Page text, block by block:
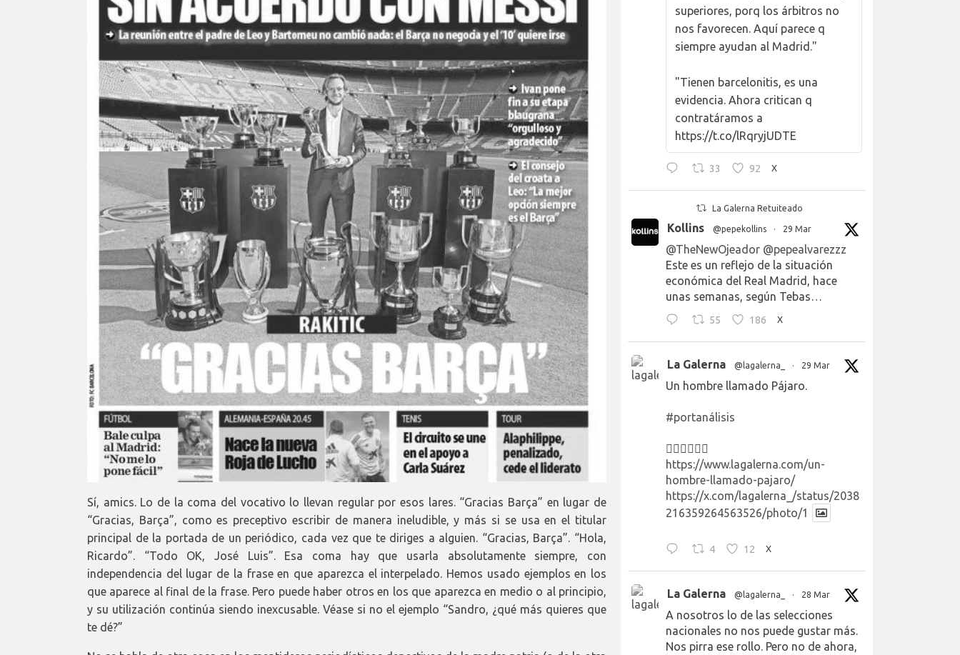
Sí, amics. Lo de la coma del vocativo lo llevan regular por esos lares. “Gracias Barça” en lugar de
“Gracias, Barça”, como es preceptivo escribir de manera ineludible, y más si se usa en el titular
principal de la portada de un periódico, cada vez que te diriges a alguien. “Gracias, Barça”. “Hola,
Ricardo”. “Todo OK, José Luis”. Esa coma hay que usarla absolutamente siempre, con
independencia del lugar de la frase en que aparezca el interpelado. Hemos usado ejemplos en los
que aparece al final de la frase. Pero puede haber otros en los que aparezca en medio o al principio,
y su utilización continúa siendo inexcusable. Véase si no el ejemplo “Sandro, ¿qué más quieres que
te dé?”
superiores, porq los árbitros no
nos favorecen. Aquí parece q
siempre ayudan al Madrid."
"Tienen barcelonitis, es una
evidencia. Ahora critican q
contratáramos a
https://t.co/lRqryjUDTE
33 92 X
La Galerna Retuiteado
Kollins @pepekollins · 29 Mar
@TheNewOjeador @pepealvarezzz
Este es un reflejo de la situación
económica del Real Madrid, hace
unas semanas, según Tebas…
55 186 X
La Galerna @lagalerna_ · 29 Mar
Un hombre llamado Pájaro.
#portanálisis
👉🏻👉🏻👉🏻
https://www.lagalerna.com/un-
hombre-llamado-pajaro/
https://x.com/lagalerna_/status/2038
216359264563526/photo/1
4 12 X
La Galerna @lagalerna_ · 28 Mar
A nosotros lo de las selecciones
nacionales no nos puede gustar más.
Nos pirra ese rollo. Pero no de ahora,